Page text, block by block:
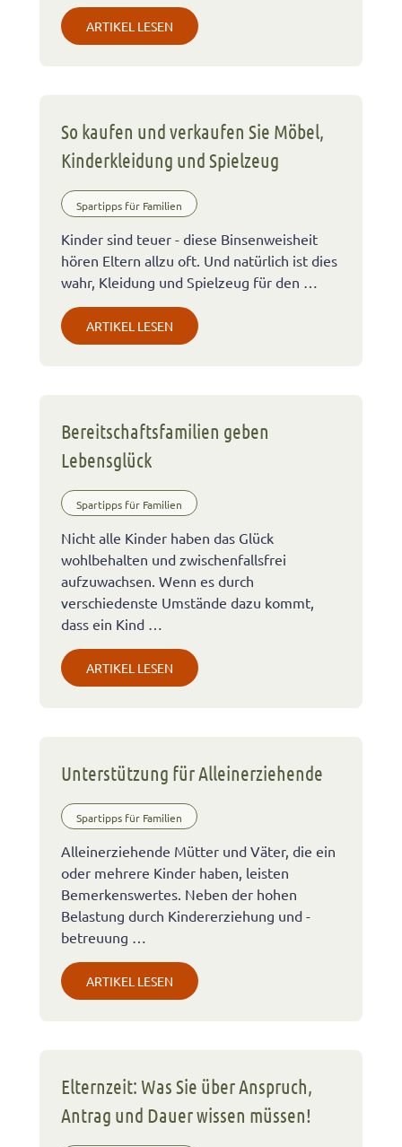
ARTIKEL LESEN
So kaufen und verkaufen Sie Möbel,
Kinderkleidung und Spielzeug
Spartipps für Familien
Kinder sind teuer - diese Binsenweisheit
hören Eltern allzu oft. Und natürlich ist dies
wahr, Kleidung und Spielzeug für den …
ARTIKEL LESEN
Bereitschaftsfamilien geben
Lebensglück
Spartipps für Familien
Nicht alle Kinder haben das Glück
wohlbehalten und zwischenfallsfrei
aufzuwachsen. Wenn es durch
verschiedenste Umstände dazu kommt,
dass ein Kind …
ARTIKEL LESEN
Unterstützung für Alleinerziehende
Spartipps für Familien
Alleinerziehende Mütter und Väter, die ein
oder mehrere Kinder haben, leisten
Bemerkenswertes. Neben der hohen
Belastung durch Kindererziehung und -
betreuung …
ARTIKEL LESEN
Elternzeit: Was Sie über Anspruch,
Antrag und Dauer wissen müssen!